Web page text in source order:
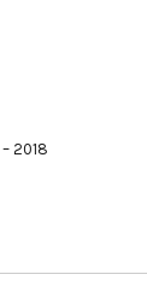
2018